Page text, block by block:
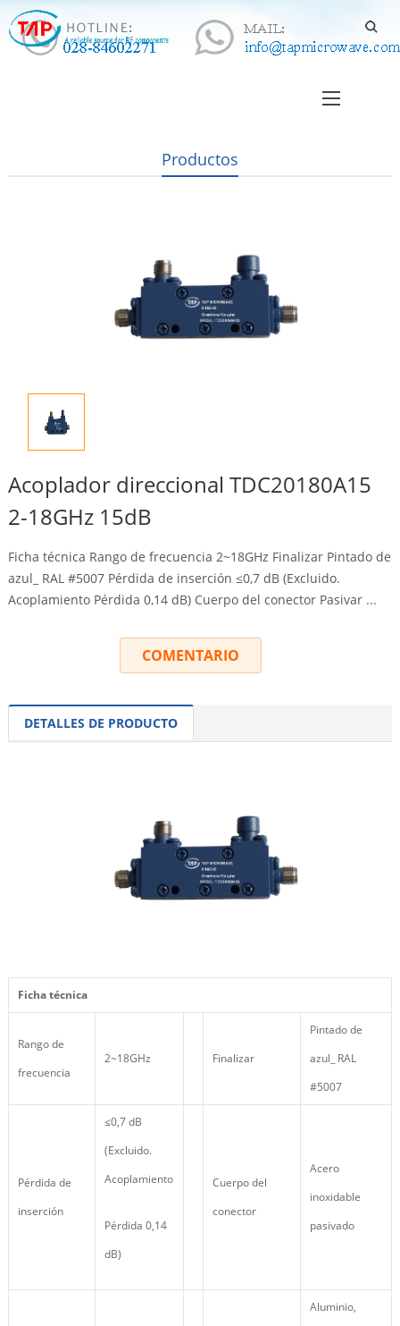
Productos
Acoplador direccional TDC20180A15
2-18GHz 15dB
Ficha técnica Rango de frecuencia 2~18GHz Finalizar Pintado de
azul_ RAL #5007 Pérdida de inserción ≤0,7 dB (Excluido.
Acoplamiento Pérdida 0,14 dB) Cuerpo del conector Pasivar ...
COMENTARIO
DETALLES DE PRODUCTO
Ficha técnica
Rango de
frecuencia
2~18GHz Finalizar
Pintado de
azul_ RAL
#5007
Pérdida de
inserción
≤0,7 dB
(Excluido.
Acoplamiento
Pérdida 0,14
dB)
Cuerpo del
conector
Acero
inoxidable
pasivado
Aluminio,